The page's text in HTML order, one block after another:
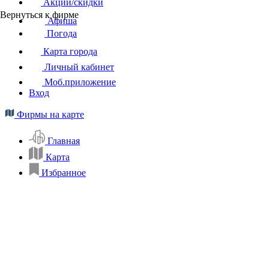
Вернуться к фирме
Афиша
Погода
Карта города
Личный кабинет
Моб.приложение
Вход
Фирмы на карте
Главная
Карта
Избранное